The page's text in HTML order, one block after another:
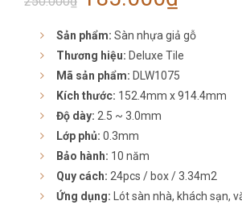
gốc
là:
250.000₫.
hiện
tại
là:
Sản phẩm: Sàn nhựa giả gỗ
Thương hiệu: Deluxe Tile
Mã sản phẩm: DLW1075
Kích thước: 152.4mm x 914.4mm
Độ dày: 2.5 ~ 3.0mm
Lớp phủ: 0.3mm
Bảo hành: 10 năm
Quy cách: 24pcs / box / 3.34m2
Ứng dụng: Lót sàn nhà, khách sạn,